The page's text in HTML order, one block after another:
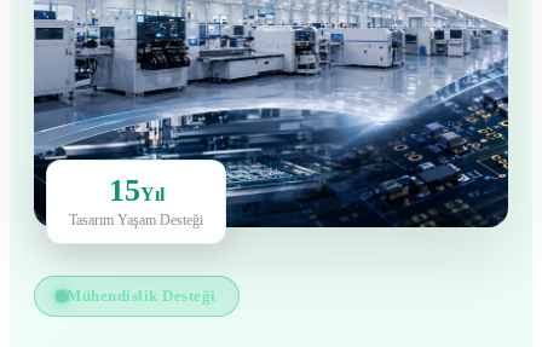
15Yıl
Tasarım Yaşam Desteği
Mühendislik Desteği